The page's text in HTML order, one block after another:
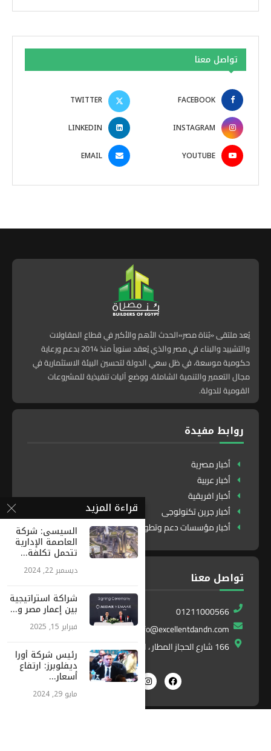
تواصل معنا
FACEBOOK
TWITTER
INSTAGRAM
LINKEDIN
YOUTUBE
EMAIL
يُعد ملتقى «بُناة مصر»الحدث الأهم والأكبر في قطاع المقاولات
والتشييد والبناء في مصر والذي يُعقد سنوياً منذ 2014 بدعم ورعاية
حكومية موسعة، في ظل سعي الدولة لتحسين البيئة الاستثمارية في
مجال التعمير والتنمية الشاملة، ووضع آليات تنفيذية للمشروعات
القومية للدولة.
روابط مفيدة
أخبار مصرية
أخبار عربية
أخبار افريقية
أخبار جرين تكنولوجى
أخبار مؤسسات دعم وتطوير
تواصل معنا
01211000566
info@excellentdandn.com
166 شارع الحجاز المطار ، النزهة ، القاهرة ، مصر
قراءة المزيد
السيسى: شركة
العاصمة الإدارية
تتحمل تكلفة...
ديسمبر 22, 2024
شراكة استراتيجية
بين إعمار مصر و...
فبراير 15, 2025
رئيس شركة أورا
ديفلوبرز: ارتفاع
أسعار...
مايو 29, 2024